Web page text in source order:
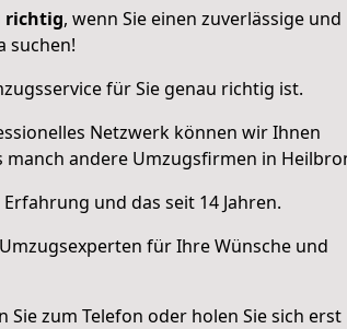
richtig, wenn Sie einen zuverlässige und
suchen!
für Sie genau richtig ist.
Netzwerk können wir Ihnen
andere Umzugsfirmen in
Erfahrung und das seit 14 Jahren.
für Ihre Wünsche und
Sie zum Telefon oder holen Sie sich erst